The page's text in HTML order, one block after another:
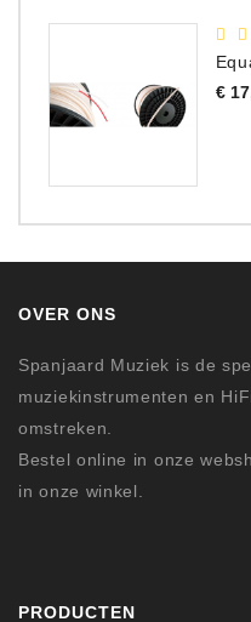
€
OVER ONS
Spanjaard Muziek is de
muziekinstrumenten en
omstreken.
Bestel online in onze
in onze winkel.
PRODUCTEN